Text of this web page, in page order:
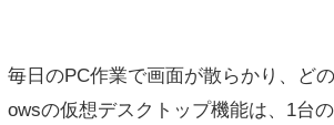
毎日のPC作業で画面が散らかり、ど
owsの仮想デスクトップ機能は、1台